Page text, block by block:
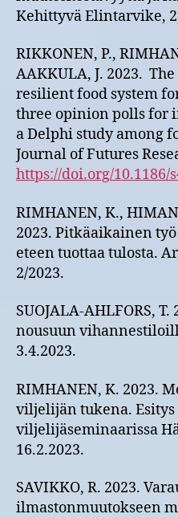
Kehittyvä Elintarvike,
RIKKONEN, P.,
AAKKULA, J. 2023.
resilient food system
three opinion polls for
a Delphi study among
Journal of Futures
https://doi.org/10.1186/
RIMHANEN, K.,
2023. Pitkäaikainen
eteen tuottaa tulosta.
2/2023.​
SUOJALA-AHLFORS,
nousuun
3.4.2023.
RIMHANEN, K. 2023.
viljelijän tukena. Esitys
viljelijäseminaarissa
16.2.2023.​
SAVIKKO, R. 2023.
ilmastonmuutokseen